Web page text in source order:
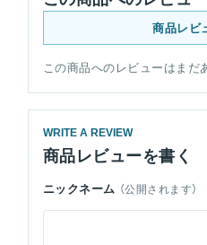
商品レビ
この商品へのレビューはまだ
WRITE A REVIEW
商品レビューを書く
ニックネーム （公開されます）